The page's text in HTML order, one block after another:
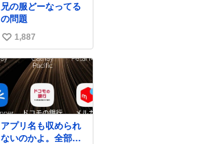
兄の服どーなってる
の問題
い
い
ね
数
1,887
アプリ名も収められ
ないのかよ。全部ダ